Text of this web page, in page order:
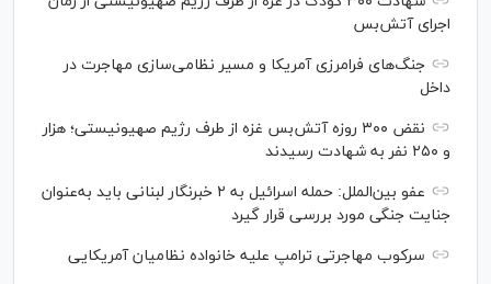
اجرای آتش‌بس
جنگ‌های فرامرزی آمریکا و مسیر نظامی‌سازی مهاجرت در
داخل
نقض ۳۰۰ روزه آتش‌بس غزه از طرف رژیم صهیونیستی؛ هزار
و ۲۵۰ نفر به شهادت رسیدند
عفو بین‌الملل: حمله اسرائیل به ۲ خبرنگار لبنانی باید به‌عنوان
جنایت جنگی مورد بررسی قرار گیرد
سرکوب مهاجرتی ترامپ علیه خانواده نظامیان آمریکایی